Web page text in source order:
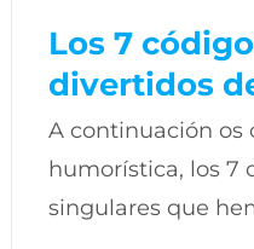
Los 7
divertidos
A continuación os
humorística, los 7
singulares que